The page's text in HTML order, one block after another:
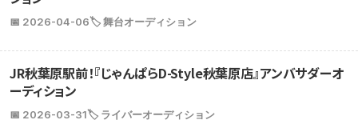
📅 2026-04-06🏷️ 舞台オーディション
JR秋葉原駅前！『じゃんぱらD-Style秋葉原店』アンバサダーオ
ーディション
📅 2026-03-31🏷️ ライバーオーディション